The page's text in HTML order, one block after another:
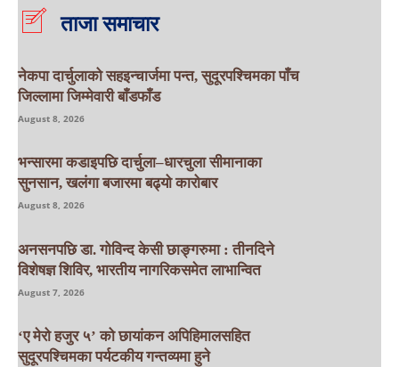
ताजा समाचार
नेकपा दार्चुलाको सहइन्चार्जमा पन्त, सुदूरपश्चिमका पाँच
जिल्लामा जिम्मेवारी बाँडफाँड
August 8, 2026
भन्सारमा कडाइपछि दार्चुला–धारचुला सीमानाका
सुनसान, खलंगा बजारमा बढ्यो कारोबार
August 8, 2026
अनसनपछि डा. गोविन्द केसी छाङ्गरुमा : तीनदिने
विशेषज्ञ शिविर, भारतीय नागरिकसमेत लाभान्वित
August 7, 2026
‘ए मेरो हजुर ५’ को छायांकन अपिहिमालसहित
सुदूरपश्चिमका पर्यटकीय गन्तव्यमा हुने